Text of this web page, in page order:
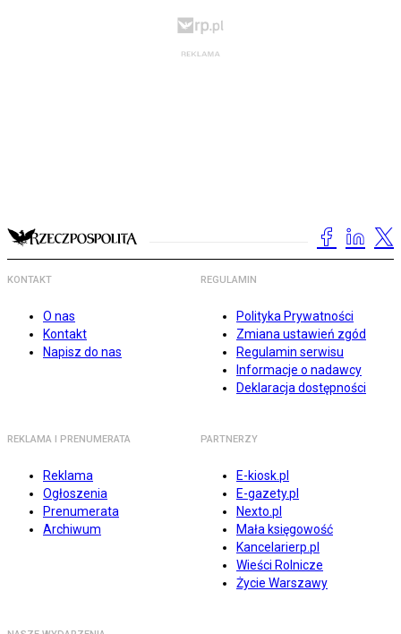
KONTAKT
O nas
Kontakt
Napisz do nas
REGULAMIN
Polityka Prywatności
Zmiana ustawień zgód
Regulamin serwisu
Informacje o nadawcy
Deklaracja dostępności
REKLAMA I PRENUMERATA
Reklama
Ogłoszenia
Prenumerata
Archiwum
PARTNERZY
E-kiosk.pl
E-gazety.pl
Nexto.pl
Mała księgowość
Kancelarierp.pl
Wieści Rolnicze
Życie Warszawy